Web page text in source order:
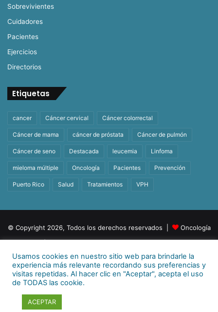
Sobrevivientes
Cuidadores
Pacientes
Ejercicios
Directorios
Etiquetas
cancer Cáncer cervical Cáncer colorrectal
Cáncer de mama cáncer de próstata Cáncer de pulmón
Cáncer de seno Destacada leucemia Linfoma
mieloma múltiple Oncología Pacientes Prevención
Puerto Rico Salud Tratamientos VPH
© Copyright 2026, Todos los derechos reservados |
Oncología
Para más información
E-mail:info@behealthpr.com
FacebookTwitter
Usamos cookies en nuestro sitio web para brindarle la
experiencia más relevante recordando sus preferencias y
visitas repetidas. Al hacer clic en "Aceptar", acepta el uso
de TODAS las cookie.
ACEPTAR